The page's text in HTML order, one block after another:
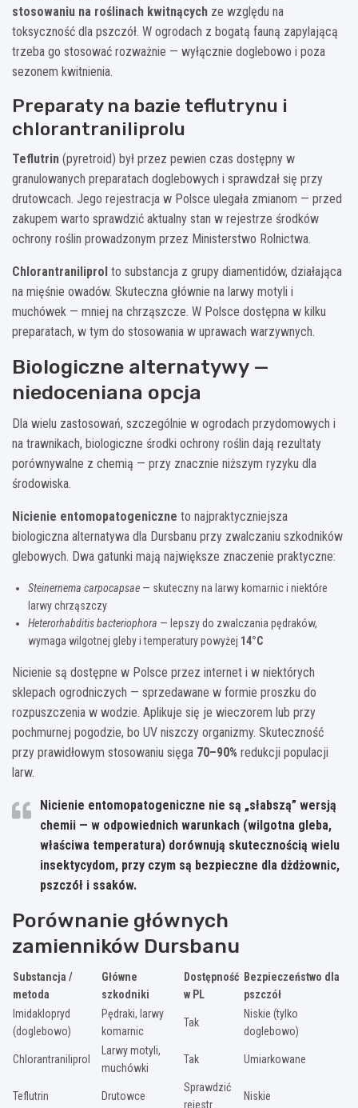
stosowaniu na roślinach kwitnących ze względu na
toksyczność dla pszczół. W ogrodach z bogatą fauną zapylającą
trzeba go stosować rozważnie — wyłącznie doglebowo i poza
sezonem kwitnienia.
Preparaty na bazie teflutrynu i
chlorantraniliprolu
Teflutrin (pyretroid) był przez pewien czas dostępny w
granulowanych preparatach doglebowych i sprawdzał się przy
drutowcach. Jego rejestracja w Polsce ulegała zmianom — przed
zakupem warto sprawdzić aktualny stan w rejestrze środków
ochrony roślin prowadzonym przez Ministerstwo Rolnictwa.
Chlorantraniliprol to substancja z grupy diamentidów, działająca
na mięśnie owadów. Skuteczna głównie na larwy motyli i
muchówek — mniej na chrząszcze. W Polsce dostępna w kilku
preparatach, w tym do stosowania w uprawach warzywnych.
Biologiczne alternatywy —
niedoceniana opcja
Dla wielu zastosowań, szczególnie w ogrodach przydomowych i
na trawnikach, biologiczne środki ochrony roślin dają rezultaty
porównywalne z chemią — przy znacznie niższym ryzyku dla
środowiska.
Nicienie entomopatogeniczne to najpraktyczniejsza
biologiczna alternatywa dla Dursbanu przy zwalczaniu szkodników
glebowych. Dwa gatunki mają największe znaczenie praktyczne:
Steinernema carpocapsae — skuteczny na larwy komarnic i niektóre
larwy chrząszczy
Heterorhabditis bacteriophora — lepszy do zwalczania pędraków,
wymaga wilgotnej gleby i temperatury powyżej 14°C
Nicienie są dostępne w Polsce przez internet i w niektórych
sklepach ogrodniczych — sprzedawane w formie proszku do
rozpuszczenia w wodzie. Aplikuje się je wieczorem lub przy
pochmurnej pogodzie, bo UV niszczy organizmy. Skuteczność
przy prawidłowym stosowaniu sięga 70–90% redukcji populacji
larw.
Nicienie entomopatogeniczne nie są „słabszą” wersją
chemii — w odpowiednich warunkach (wilgotna gleba,
właściwa temperatura) dorównują skutecznością wielu
insektycydom, przy czym są bezpieczne dla dżdżownic,
pszczół i ssaków.
Porównanie głównych
zamienników Dursbanu
Substancja /
metoda
Główne
szkodniki
Dostępność
w PL
Bezpieczeństwo dla
pszczół
Imidaklopryd
(doglebowo)
Pędraki, larwy
komarnic
Tak
Niskie (tylko
doglebowo)
Chlorantraniliprol
Larwy motyli,
muchówki
Tak Umiarkowane
Teflutrin Drutowce
Sprawdzić
rejestr
Niskie